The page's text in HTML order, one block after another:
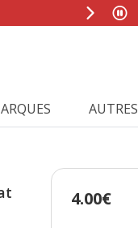
AUTRES
Prix 4.00€
4.00€